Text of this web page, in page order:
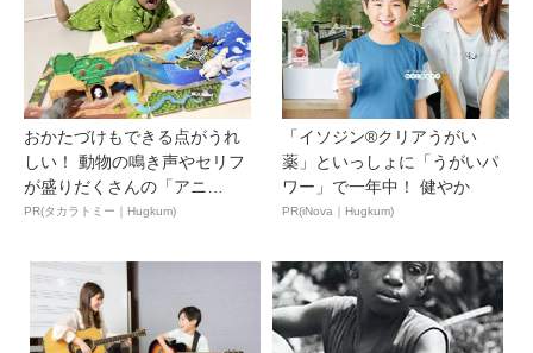
おかたづけもできる点がうれ
しい！ 動物の鳴き声やセリフ
が盛りだくさんの「アニ
ア ...
PR(タカラトミー｜Hugkum)
「イソジン®クリアうがい
薬」といっしょに「うがいパ
ワー」で一年中！ 健やか
PR(iNova｜Hugkum)